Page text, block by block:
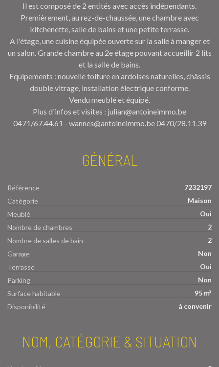
Il est composé de 2 entités avec accès indépendants.
Premièrement, au rez-de-chaussée, une chambre avec
kitchenette, salle de bains et une petite terrasse.
A l'étage, une cuisine équipée ouverte sur la salle à manger et
un salon. Grande chambre au 2e étage pouvant accueillir 2 lits
et la salle de bains.
Equipements : nouvelle toiture en ardoises naturelles, châssis
double vitrage, installation électrique conforme.
Vendu meublé et équipé.
Plus d'infos et visites : julian@antoineimmo.be
0471/67.44.61 - wannes@antoineimmo.be 0470/28.11.39
GÉNÉRAL
Référence
7232197
Catégorie
Maison
Meublé
Oui
Nombre de chambres
2
Nombre de salles de bain
2
Garage
Non
Terrasse
Oui
Parking
Non
Surface habitable
95 m²
Disponibilité
à convenir
NOM, CATÉGORIE & SITUATION